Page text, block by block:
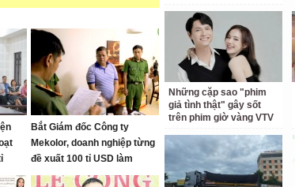
Bắt Giám đốc Công ty
Mekolor, doanh nghiệp từng
đề xuất 100 tỉ USD làm
đường sắt cao tốc Bắc Nam
Những cặp sao "phim
giả tình thật" gây sốt
trên phim giờ vàng VTV